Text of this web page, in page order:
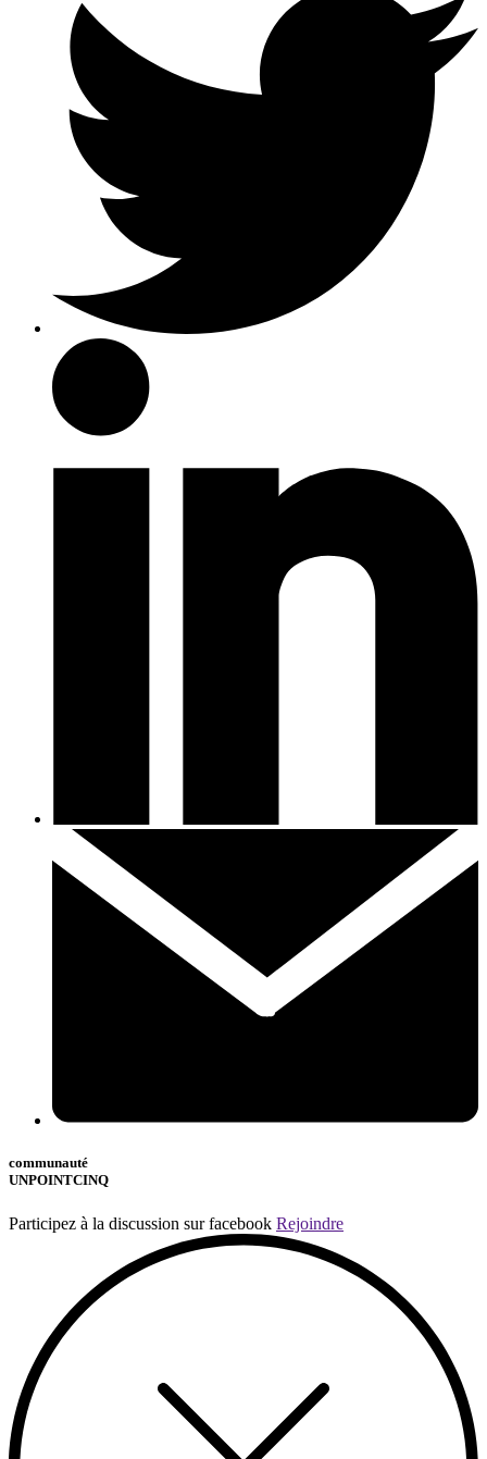
communauté
UNPOINTCINQ
Participez à la discussion sur facebook Rejoindre